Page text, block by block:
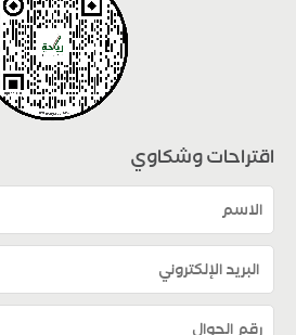
اقتراحات وشكاوي